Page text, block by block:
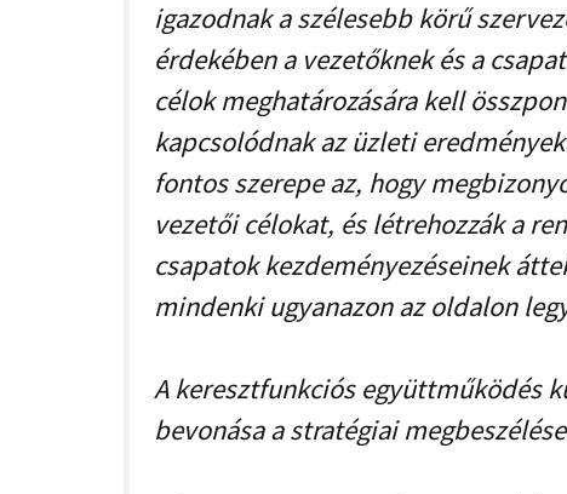
igazodnak a szélesebb körű
érdekében a vezetőknek és a
célok meghatározására kell
kapcsolódnak az üzleti
fontos szerepe az, hogy
vezetői célokat, és létrehozzák a
csapatok kezdeményezéseinek
mindenki ugyanazon az oldalon
A keresztfunkciós együttműködés
bevonása a stratégiai